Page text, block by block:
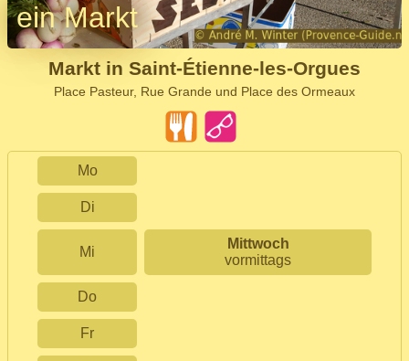
ein Markt
Markt in Saint-Étienne-les-Orgues
Place Pasteur, Rue Grande und Place des Ormeaux
Mo
Di
Mi
Mittwoch
vormittags
Do
Fr